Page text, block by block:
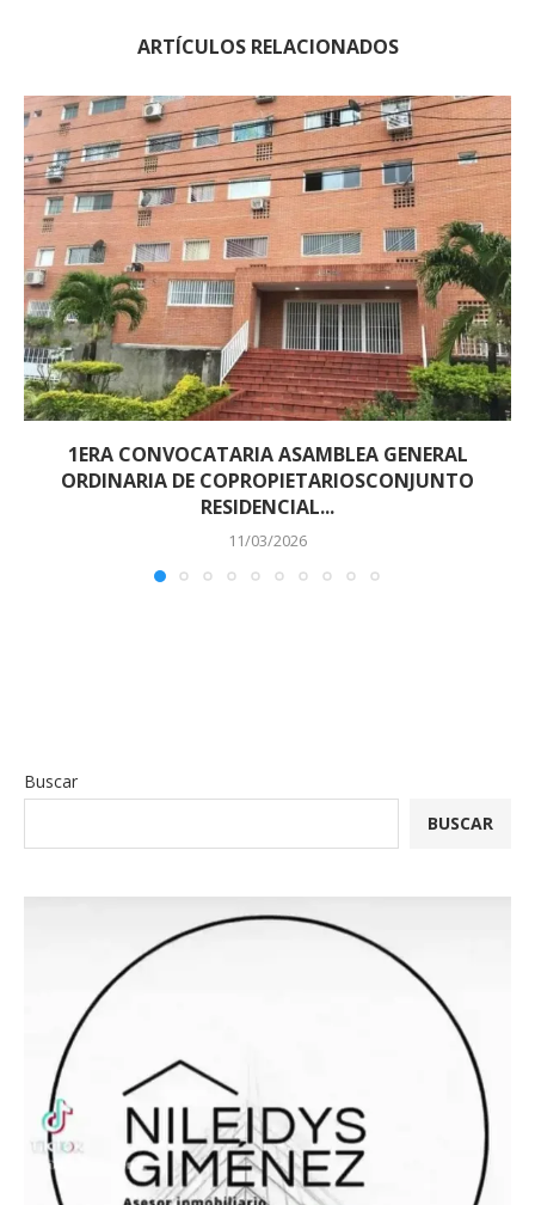
ARTÍCULOS RELACIONADOS
1ERA CONVOCATARIA ASAMBLEA GENERAL
ORDINARIA DE COPROPIETARIOSCONJUNTO
RESIDENCIAL...
11/03/2026
Buscar
BUSCAR